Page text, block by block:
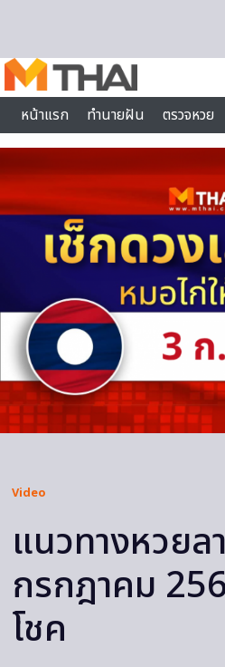
หน้าแรก
ทำนายฝัน ตรวจหวย
ไลฟ์สไตล์
Video
แนวทางหวยล
กรกฎาคม
โชค